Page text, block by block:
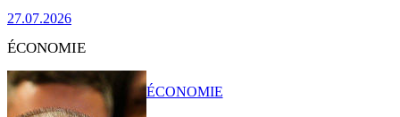
27.07.2026
ÉCONOMIE
ÉCONOMIE